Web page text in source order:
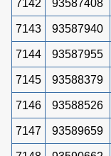
7142 93587408
7143 93587940
7144 93587955
7145 93588379
7146 93588526
7147 93589659